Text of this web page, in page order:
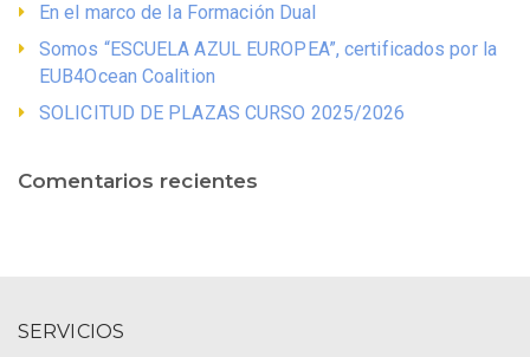
En el marco de la Formación Dual
Somos “ESCUELA AZUL EUROPEA”, certificados por la
EUB4Ocean Coalition
SOLICITUD DE PLAZAS CURSO 2025/2026
Comentarios recientes
SERVICIOS